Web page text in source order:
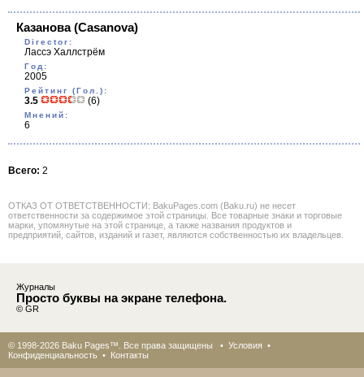
Казанова(Casanova)
Director:
Лассэ Халлстрём
Год:
2005
Рейтинг (Гол.):
3.5 (6)
Мнений:
6
Всего: 2
ОТКАЗ ОТ ОТВЕТСТВЕННОСТИ: BakuPages.com (Baku.ru) не несет
ответственности за содержимое этой страницы. Все товарные знаки и торговые
марки, упомянутые на этой странице, а также названия продуктов и
предприятий, сайтов, изданий и газет, являются собственностью их владельцев.
Журналы
Просто буквы на экране телефона.
© GR
© 1998-2026 Baku Pages™. Все права защищены • Условия •
Конфиденциальность • Контакты